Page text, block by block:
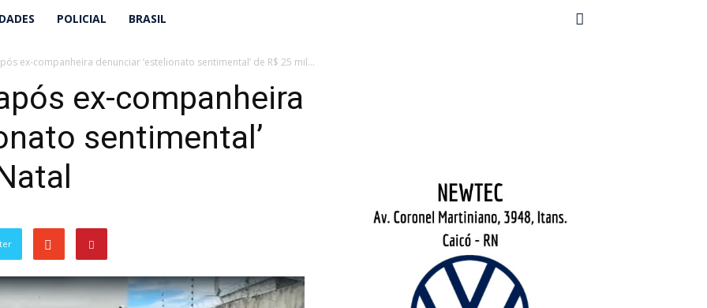
POLICIAL BRASIL
ex-companheira denunciar ‘estelionato sentimental’ de R$ 25 mil...
ex-companheira
sentimental’